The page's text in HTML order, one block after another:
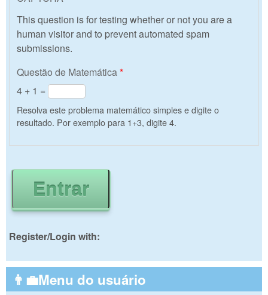
This question is for testing whether or not you are a
human visitor and to prevent automated spam
submissions.
Questão de Matemática *
4 + 1 =
Resolva este problema matemático simples e digite o
resultado. Por exemplo para 1+3, digite 4.
Register/Login with:
👨‍💼Menu do usuário